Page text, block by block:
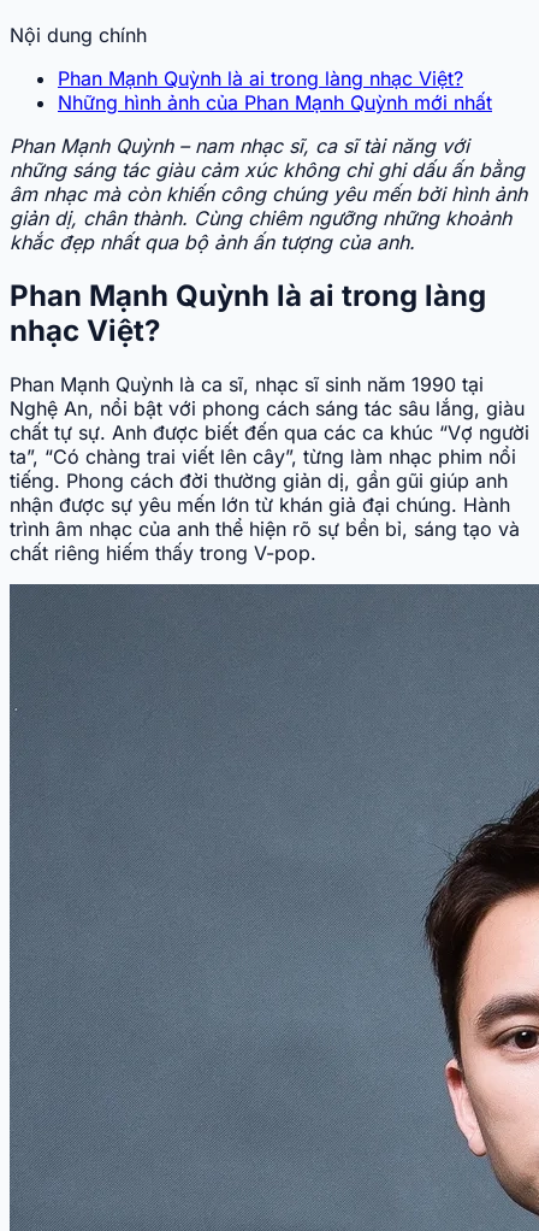
Nội dung chính
Phan Mạnh Quỳnh là ai trong làng nhạc Việt?
Những hình ảnh của Phan Mạnh Quỳnh mới nhất
Phan Mạnh Quỳnh – nam nhạc sĩ, ca sĩ tài năng với
những sáng tác giàu cảm xúc không chỉ ghi dấu ấn bằng
âm nhạc mà còn khiến công chúng yêu mến bởi hình ảnh
giản dị, chân thành. Cùng chiêm ngưỡng những khoảnh
khắc đẹp nhất qua bộ ảnh ấn tượng của anh.
Phan Mạnh Quỳnh là ai trong làng
nhạc Việt?
Phan Mạnh Quỳnh là ca sĩ, nhạc sĩ sinh năm 1990 tại
Nghệ An, nổi bật với phong cách sáng tác sâu lắng, giàu
chất tự sự. Anh được biết đến qua các ca khúc “Vợ người
ta”, “Có chàng trai viết lên cây”, từng làm nhạc phim nổi
tiếng. Phong cách đời thường giản dị, gần gũi giúp anh
nhận được sự yêu mến lớn từ khán giả đại chúng. Hành
trình âm nhạc của anh thể hiện rõ sự bền bỉ, sáng tạo và
chất riêng hiếm thấy trong V-pop.